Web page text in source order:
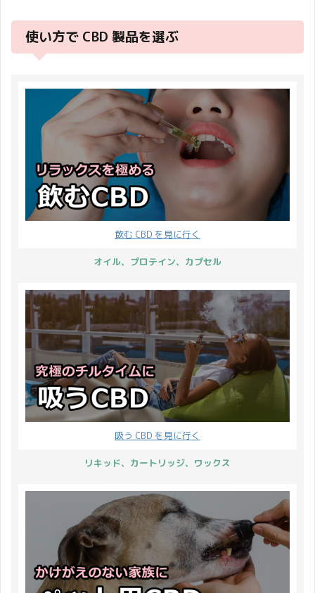
CBDオイルの基本的な摂
取方法は舌下摂取と経口
摂取になります。 舌下摂
葉の通り、舌（した）の
下から摂取する方法にな
ります。 いわゆる「べ
ろ」ですね。 舌の裏側に
垂らす ...
あるかを説明したいと思
います。 エンド・カンナ
エルのラファエル・メコ
ーラム博士らによって、
ヘンプ成分からカンナビ
ノイドの分離がされ、
1988年にカンナビノ ...
う言葉。 テルペンはCBD
いうのは一体どういった
ものなのでしょうか？ テ
ルペンとは？ 植物などに
よって作り出される生体
物質 テルペン
（terpene）はイソプレ
ン※1を構成単位とする
炭素水素※2となり、植
物や昆虫、菌類などによ
質※3となります。
炭化水素 ※2）炭素原子
と水素原子だけでできた
化合物 ※3 ...
的な致死量はないので
す。 もちろん短時間のう
ちに大量摂取をしたら死
の場合は15分以内に
680kg といわれていま
す。 例えば15分以内に
塩を 680kg 摂取したら
命を落としてしまいます
よね？ 680kg を15分で
摂取できる量に濃縮した
ら大抵のものは猛毒にな
ってしまいます。 さらに
CBD には依存性や耐性は
ないと WHO が発表して
ないことがわかっている
のです。 ...
使い方で CBD 製品を選ぶ
飲む CBD を見に行く
オイル、プロテイン、カプセル
吸う CBD を見に行く
リキッド、カートリッジ、ワックス